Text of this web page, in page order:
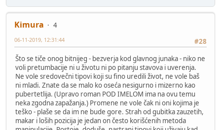
Kimura
4
#28
06-11-2019, 12:31:44
Što se tiče onog bitnijeg - bezverja kod glavnog junaka - niko ne
voli pretumbacije ni u životu ni po pitanju stavova i uverenja.
Ne vole sredovečni tipovi koji su fino uredili život, ne vole baš
ni mladi. Znate da se malo ko oseća nesigurno i mizerno kao
pubertetlija. (Upravo roman POD IMELOM ima na ovu temu
neka zgodna zapažanja.) Promene ne vole čak ni oni kojima je
teško - plaše se da im ne bude gore. Strah od gubitka zauzetih,
makar i loših pozicija je jedan on često korišćenih metoda